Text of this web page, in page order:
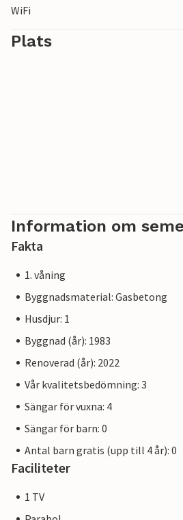
WiFi
Plats
Information om
Fakta
1. våning
Byggnadsmaterial: Gasbetong
Husdjur: 1
Byggnad (år): 1983
Renoverad (år): 2022
Vår kvalitetsbedömning: 3
Sängar för vuxna: 4
Sängar för barn: 0
Antal barn gratis (upp till 4 år): 0
Faciliteter
1 TV